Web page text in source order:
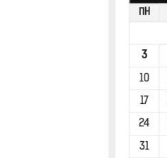
ПН
3
10
17
24
31